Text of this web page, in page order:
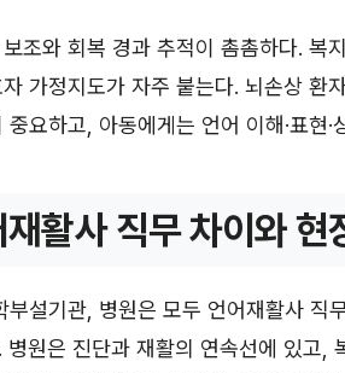
조와 회복 경과 추적이 촘촘하다. 복
가정지도가 자주 붙는다. 뇌손상 환
요하고, 아동에게는 언어 이해·표현·
활사 직무 차이와 현
부설기관, 병원은 모두 언어재활사 직
병원은 진단과 재활의 연속선에 있고,